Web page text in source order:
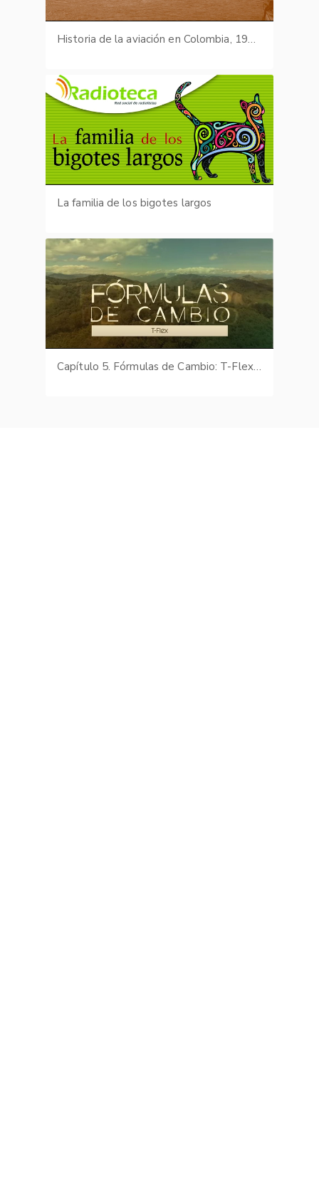
Historia de la aviación en Colombia, 1911-1950
La familia de los bigotes largos
Capítulo 5. Fórmulas de Cambio: T-Flex. Temporada 3